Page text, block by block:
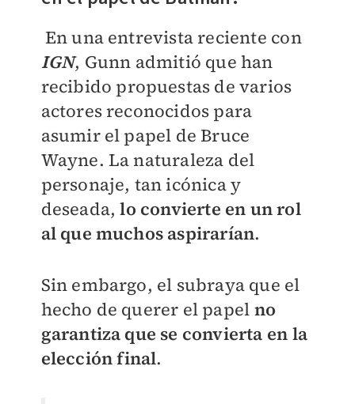
En una entrevista reciente con
IGN, Gunn admitió que han
recibido propuestas de varios
actores reconocidos para
asumir el papel de Bruce
Wayne. La naturaleza del
personaje, tan icónica y
deseada, lo convierte en un rol
al que muchos aspirarían.
Sin embargo, el subraya que el
hecho de querer el papel no
garantiza que se convierta en la
elección final.